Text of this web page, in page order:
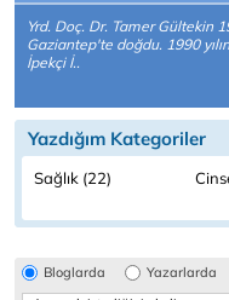
Yrd. Doç. Dr. Tamer Gültekin
Gaziantep'te doğdu. 1990
İpekçi İ..
Yazdığım Kategoriler
Sağlık (22)
Bloglarda Yazarlarda